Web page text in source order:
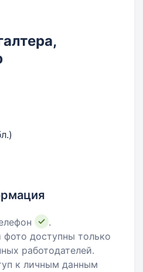
.
доступны только
работодателей.
к личным данным